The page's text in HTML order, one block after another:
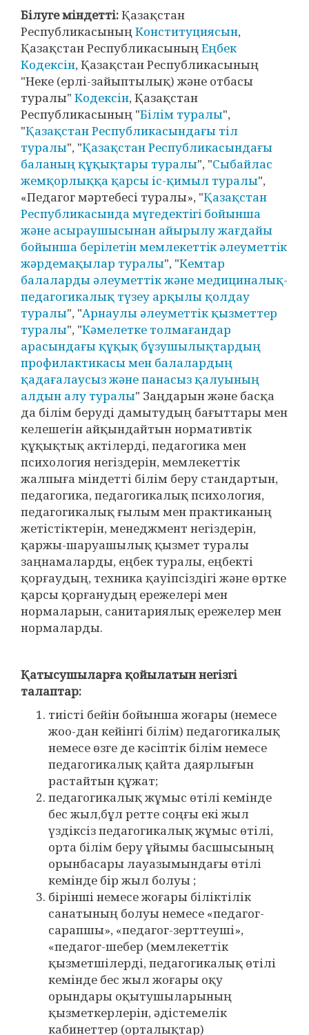
Білуге міндетті:Қазақстан
РеспубликасыныңКонституциясын,
Қазақстан РеспубликасыныңЕңбек
Кодексін, Қазақстан Республикасының
"Неке (ерлі-зайыптылық) және отбасы
туралы" Кодексін, Қазақстан
Республикасының "Білім туралы",
"Қазақстан Республикасындағы тіл
туралы", "Қазақстан Республикасындағы
баланың құқықтары туралы", "Сыбайлас
жемқорлыққа қарсы іс-қимыл туралы",
«Педагог мәртебесі туралы», "Қазақстан
Республикасында мүгедектiгi бойынша
және асыраушысынан айырылу жағдайы
бойынша берiлетiн мемлекеттiк әлеуметтiк
жәрдемақылар туралы", "Кемтар
балаларды әлеуметтік және медициналық-
педагогикалық түзеу арқылы қолдау
туралы", "Арнаулы әлеуметтік қызметтер
туралы", "Кәмелетке толмағандар
арасындағы құқық бұзушылықтардың
профилактикасы мен балалардың
қадағалаусыз және панасыз қалуының
алдын алу туралы" Заңдарын және басқа
да білім беруді дамытудың бағыттары мен
келешегін айқындайтын нормативтік
құқықтық актілерді, педагогика мен
психология негіздерін, мемлекеттік
жалпыға міндетті білім беру стандартын,
педагогика, педагогикалық психология,
педагогикалық ғылым мен практиканың
жетістіктерін, менеджмент негіздерін,
қаржы-шаруашылық қызмет туралы
заңнамаларды, еңбек туралы, еңбекті
қорғаудың, техника қауіпсіздігі және өртке
қарсы қорғанудың ережелері мен
нормаларын, санитариялық ережелер мен
нормаларды.
Қатысушыларға қойылатын негізгі
талаптар:
тиісті бейін бойынша жоғары (немесе
жоо-дан кейінгі білім) педагогикалық
немесе өзге де кәсіптік білім немесе
педагогикалық қайта даярлығын
растайтын құжат;
педагогикалық жұмыс өтілі кемінде
бес жыл,бұл ретте соңғы екі жыл
үздіксіз педагогикалық жұмыс өтілі,
орта білім беру ұйымы басшысының
орынбасары лауазымындағы өтілі
кемінде бір жыл болуы ;
бірінші немесе жоғары біліктілік
санатының болуы немесе «педагог-
сарапшы», «педагог-зерттеуші»,
«педагог-шебер (мемлекеттік
қызметшілерді, педагогикалық өтілі
кемінде бес жыл жоғары оқу
орындары оқытушыларының
қызметкерлерін, әдістемелік
кабинеттер (орталықтар)